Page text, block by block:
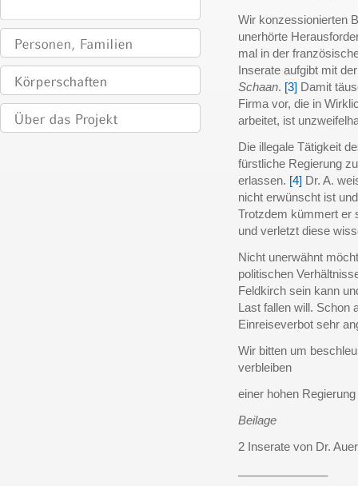
Wir konzessionierten
unerhörte
mal in der
Inserate aufgibt mit
Schaan. [3] Damit
Firma vor, die in
arbeitet, ist
Die illegale Tätigkeit
fürstliche Regierung
erlassen. [4] Dr. A.
nicht erwünscht ist
Trotzdem kümmert er
und verletzt diese
Nicht unerwähnt
politischen
Feldkirch sein kann
Last fallen will. Schon
Einreiseverbot sehr
Wir bitten um
verbleiben
einer hohen
Beilage
2 Inserate von Dr.